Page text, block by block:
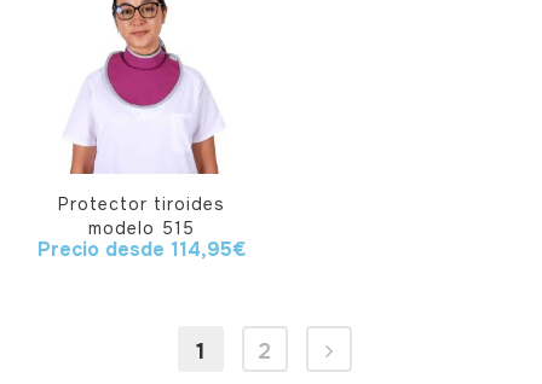
Protector tiroides
modelo 515
Precio desde 114,95€
1 2